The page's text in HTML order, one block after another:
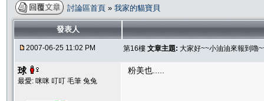
討論區首頁 » 我家的貓寶貝
發表人
2007-06-25 11:02 PM 第16樓 文章主題: 大家好~~小油油來報到嚕
球
最愛: 咪咪 叮叮 毛筆 兔兔
粉美也.....